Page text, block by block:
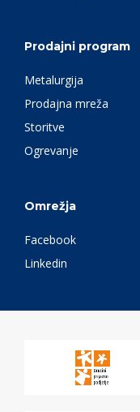
Prodajni program
Metalurgija
Prodajna mreža
Storitve
Ogrevanje
Omrežja
Facebook
Linkedin